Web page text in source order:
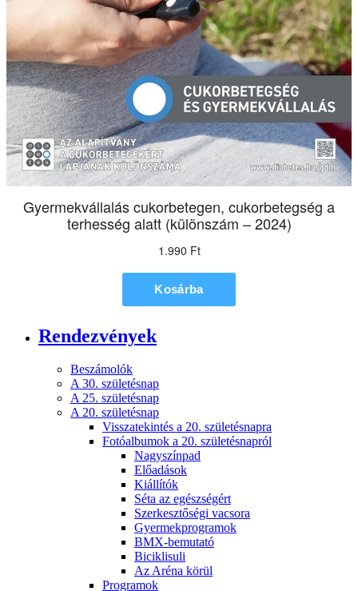
Rendezvények
Beszámolók
A 30. születésnap
A 25. születésnap
A 20. születésnap
Visszatekintés a 20. születésnapra
Fotóalbumok a 20. születésnapról
Nagyszínpad
Előadások
Kiállítók
Séta az egészségért
Szerkesztőségi vacsora
Gyermekprogramok
BMX-bemutató
Biciklisuli
Az Aréna körül
Programok